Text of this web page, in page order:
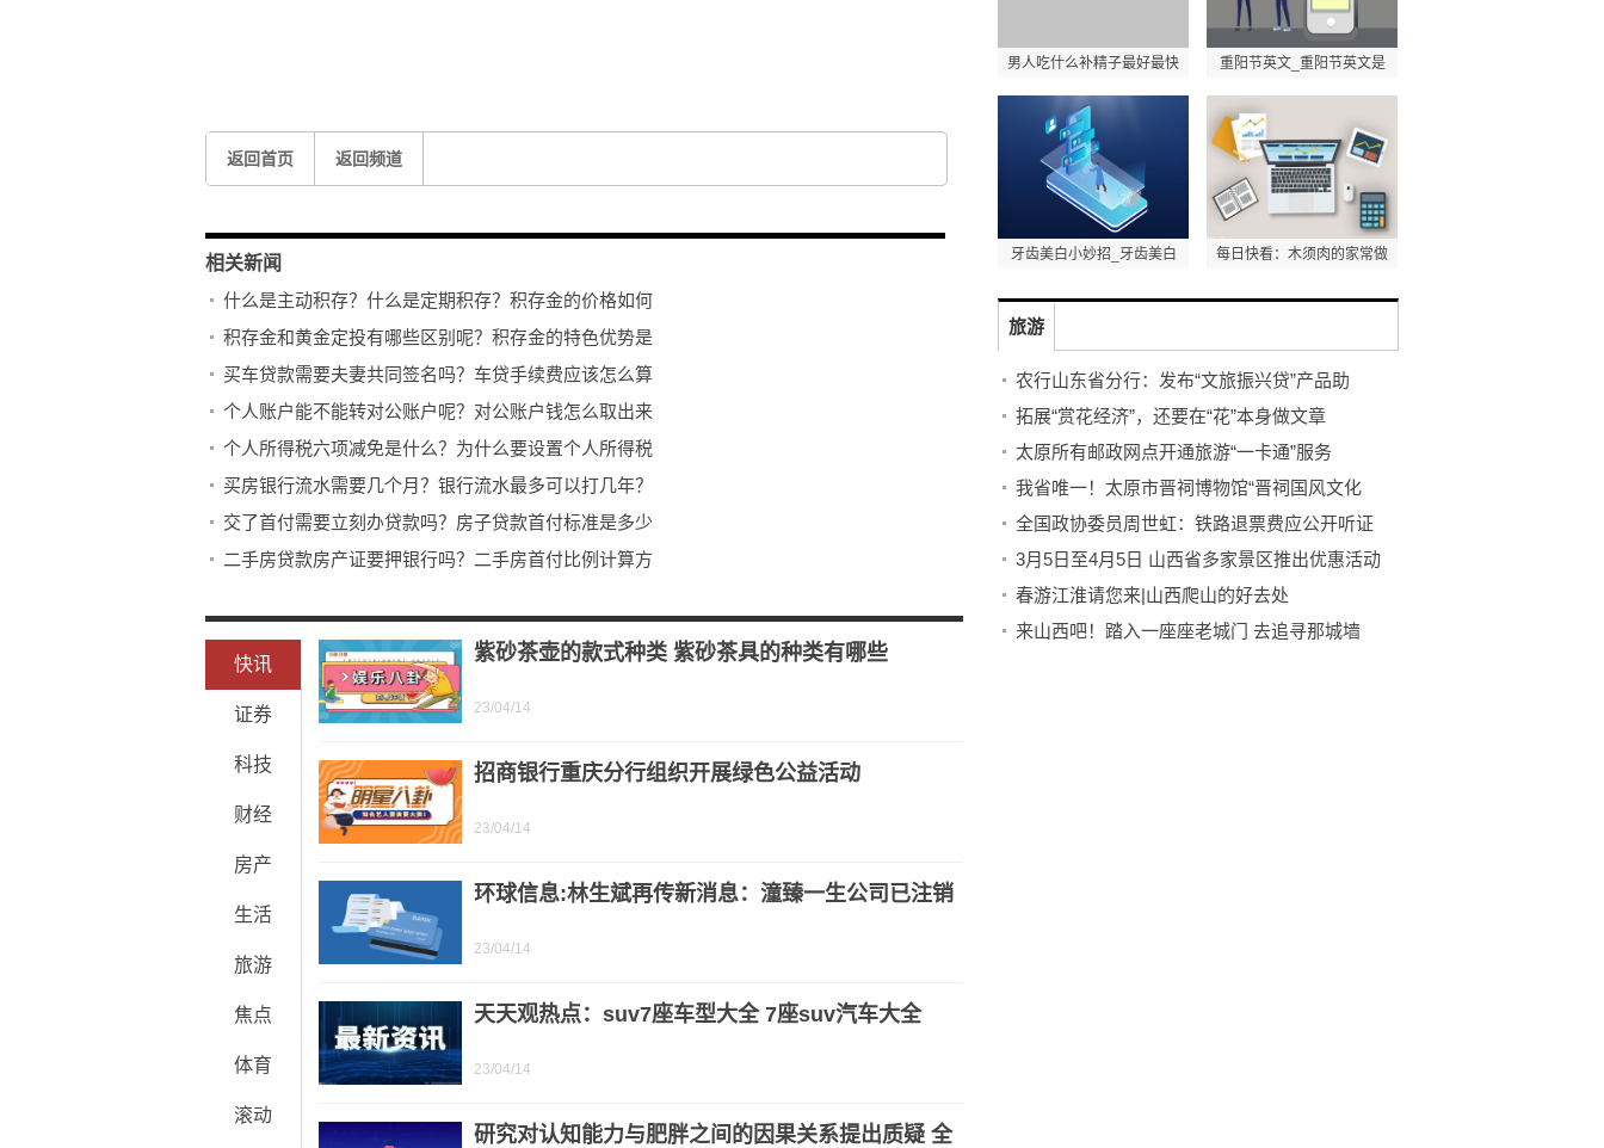
返回首页 返回频道
相关新闻
什么是主动积存？什么是定期积存？积存金的价格如何
积存金和黄金定投有哪些区别呢？积存金的特色优势是
买车贷款需要夫妻共同签名吗？车贷手续费应该怎么算
个人账户能不能转对公账户呢？对公账户钱怎么取出来
个人所得税六项减免是什么？为什么要设置个人所得税
买房银行流水需要几个月？银行流水最多可以打几年？
交了首付需要立刻办贷款吗？房子贷款首付标准是多少
二手房贷款房产证要押银行吗？二手房首付比例计算方
快讯
证券
科技
财经
房产
生活
旅游
焦点
体育
滚动
紫砂茶壶的款式种类 紫砂茶具的种类有哪些
23/04/14
招商银行重庆分行组织开展绿色公益活动
23/04/14
环球信息:林生斌再传新消息：潼臻一生公司已注销
23/04/14
天天观热点：suv7座车型大全 7座suv汽车大全
23/04/14
研究对认知能力与肥胖之间的因果关系提出质疑 全
男人吃什么补精子最好最快 重阳节英文_重阳节英文是
牙齿美白小妙招_牙齿美白 每日快看：木须肉的家常做
旅游
农行山东省分行：发布“文旅振兴贷”产品助
拓展“赏花经济”，还要在“花”本身做文章
太原所有邮政网点开通旅游“一卡通”服务
我省唯一！太原市晋祠博物馆“晋祠国风文化
全国政协委员周世虹：铁路退票费应公开听证
3月5日至4月5日 山西省多家景区推出优惠活动
春游江淮请您来|山西爬山的好去处
来山西吧！踏入一座座老城门 去追寻那城墙